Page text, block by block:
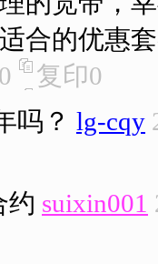
合的优惠
0 复印0
吗？ lg-cqy
约 suixin001